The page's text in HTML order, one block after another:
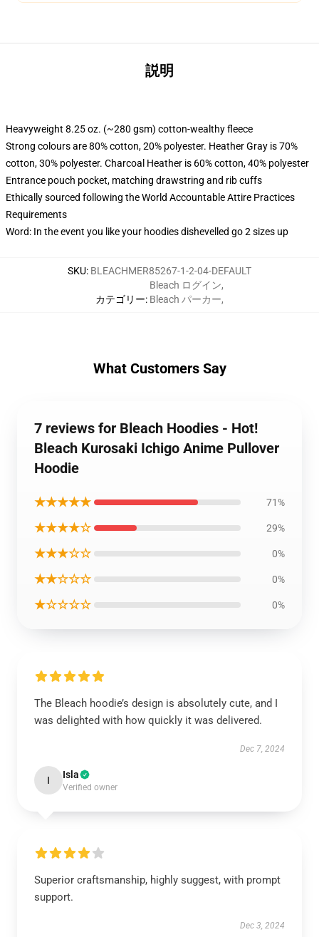
説明
Heavyweight 8.25 oz. (~280 gsm) cotton-wealthy fleece
Strong colours are 80% cotton, 20% polyester. Heather Gray is 70%
cotton, 30% polyester. Charcoal Heather is 60% cotton, 40% polyester
Entrance pouch pocket, matching drawstring and rib cuffs
Ethically sourced following the World Accountable Attire Practices
Requirements
Word: In the event you like your hoodies dishevelled go 2 sizes up
SKU: BLEACHMER85267-1-2-04-DEFAULT
カテゴリー:
Bleach ログイン,
Bleach パーカー,
What Customers Say
7 reviews for Bleach Hoodies - Hot!
Bleach Kurosaki Ichigo Anime Pullover
Hoodie
★★★★★ 71%
★★★★☆ 29%
★★★☆☆ 0%
★★☆☆☆ 0%
★☆☆☆☆ 0%
The Bleach hoodie’s design is absolutely cute, and I
was delighted with how quickly it was delivered.
Dec 7, 2024
I Isla
Verified owner
Superior craftsmanship, highly suggest, with prompt
support.
Dec 3, 2024